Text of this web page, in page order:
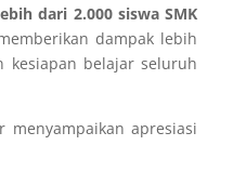
dari 2.000 siswa SMK
dampak lebih
kesiapan belajar seluruh
menyampaikan apresiasi